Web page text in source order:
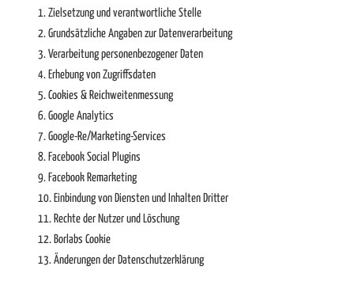
1. Zielsetzung und verantwortliche Stelle
2. Grundsätzliche Angaben zur Datenverarbeitung
3. Verarbeitung personenbezogener Daten
4. Erhebung von Zugriffsdaten
5. Cookies & Reichweitenmessung
6. Google Analytics
7. Google-Re/Marketing-Services
8. Facebook Social Plugins
9. Facebook Remarketing
10. Einbindung von Diensten und Inhalten Dritter
11. Rechte der Nutzer und Löschung
12. Borlabs Cookie
13. Änderungen der Datenschutzerklärung